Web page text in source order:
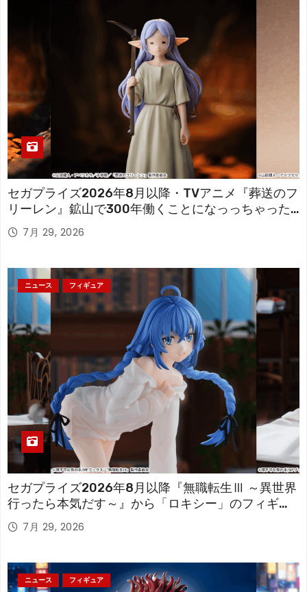
セガプライズ2026年8月以降・TVアニメ『葬送のフ
リーレン』鉱山で300年働くことになっっちゃった
「フリーレン」を立体化！
7月 29, 2026
ニュース フィギュア
セガプライズ2026年8月以降『無職転生Ⅲ ～異世界
行ったら本気だす～』から「ロキシー」のフィギュ
アが登場！
7月 29, 2026
ニュース フィギュア